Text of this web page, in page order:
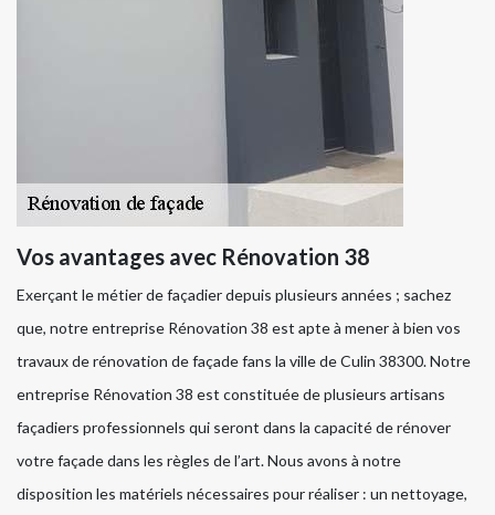
Vos avantages avec Rénovation 38
Exerçant le métier de façadier depuis plusieurs années ; sachez
que, notre entreprise Rénovation 38 est apte à mener à bien vos
travaux de rénovation de façade fans la ville de Culin 38300. Notre
entreprise Rénovation 38 est constituée de plusieurs artisans
façadiers professionnels qui seront dans la capacité de rénover
votre façade dans les règles de l’art. Nous avons à notre
disposition les matériels nécessaires pour réaliser : un nettoyage,